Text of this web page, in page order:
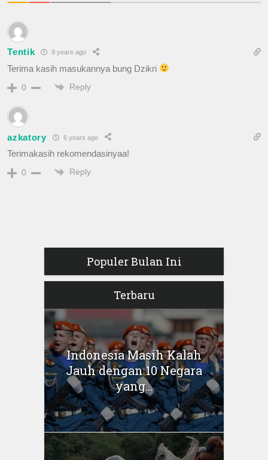
Tentik 9 years ago
Terima kasih masukannya bung Dzikri
0 Reply
azkatory 6 years ago
Terimakasih rekomendasinyaa!
0 Reply
Populer Bulan Ini
Terbaru
Indonesia Masih Kalah
Jauh dengan 10 Negara
yang...